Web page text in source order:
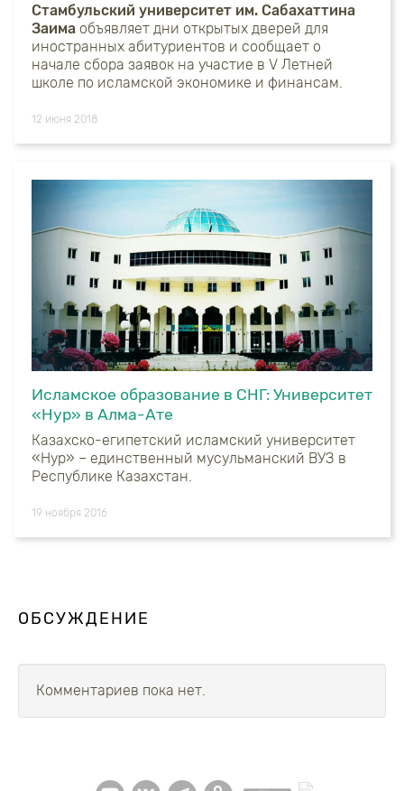
Стамбульский университет им. Сабахаттина
Заима объявляет дни открытых дверей для
иностранных абитуриентов и сообщает о
начале сбора заявок на участие в V Летней
школе по исламской экономике и финансам.
12 июня 2018
Исламское образование в СНГ: Университет
«Нур» в Алма-Ате
Казахско-египетский исламский университет
«Нур» – единственный мусульманский ВУЗ в
Республике Казахстан.
19 ноября 2016
ОБСУЖДЕНИЕ
Комментариев пока нет.